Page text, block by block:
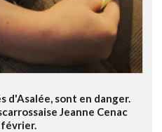
d'Asalée, sont en danger.
Jeanne Cenac
février.